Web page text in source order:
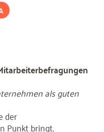
als guten
der
Punkt bringt.